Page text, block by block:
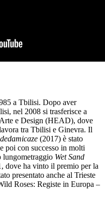
a Tbilisi. Dopo aver
nel 2008 si trasferisce a
e Design (HEAD), dove
tra Tbilisi e Ginevra. Il
(2017) è stato
poi con successo in molti
lungometraggio Wet Sand
dove ha vinto il premio per la
presentato anche al Trieste
Roses: Registe in Europa –